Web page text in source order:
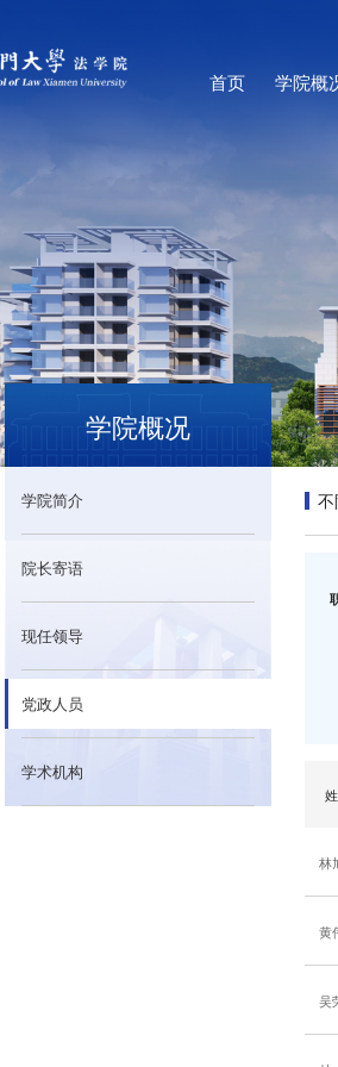
首页 学院概
学院概况
学院简介
院长寄语
现任领导
党政人员
学术机构
不
林
黄
吴